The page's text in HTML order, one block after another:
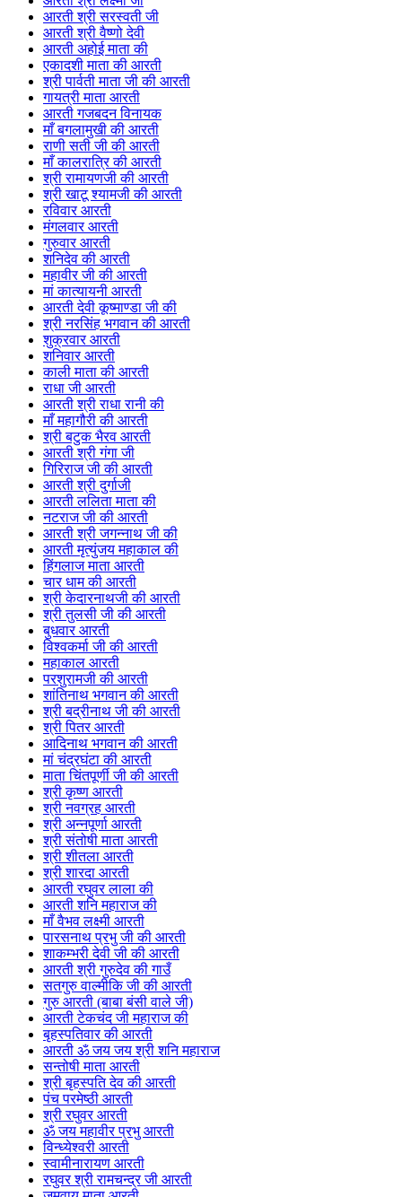
आरती श्री सरस्वती जी
आरती श्री वैष्णो देवी
आरती अहोई माता की
एकादशी माता की आरती
श्री पार्वती माता जी की आरती
गायत्री माता आरती
आरती गजबदन विनायक
माँ बगलामुखी की आरती
राणी सती जी की आरती
माँ कालरात्रि की आरती
श्री रामायणजी की आरती
श्री खाटू श्यामजी की आरती
रविवार आरती
मंगलवार आरती
गुरुवार आरती
शनिदेव की आरती
महावीर जी की आरती
मां कात्यायनी आरती
आरती देवी कूष्माण्डा जी की
श्री नरसिंह भगवान की आरती
शुक्रवार आरती
शनिवार आरती
काली माता की आरती
राधा जी आरती
आरती श्री राधा रानी की
माँ महागौरी की आरती
श्री बटुक भैरव आरती
आरती श्री गंगा जी
गिरिराज जी की आरती
आरती श्री दुर्गाजी
आरती ललिता माता की
नटराज जी की आरती
आरती श्री जगन्नाथ जी की
आरती मृत्युंजय महाकाल की
हिंगलाज माता आरती
चार धाम की आरती
श्री केदारनाथजी की आरती
श्री तुलसी जी की आरती
बुधवार आरती
विश्वकर्मा जी की आरती
महाकाल आरती
परशुरामजी की आरती
शांतिनाथ भगवान की आरती
श्री बद्रीनाथ जी की आरती
श्री पितर आरती
आदिनाथ भगवान की आरती
मां चंद्रघंटा की आरती
माता चिंतपूर्णी जी की आरती
श्री कृष्ण आरती
श्री नवग्रह आरती
श्री अन्नपूर्णा आरती
श्री संतोषी माता आरती
श्री शीतला आरती
श्री शारदा आरती
आरती रघुवर लाला की
आरती शनि महाराज की
माँ वैभव लक्ष्मी आरती
पारसनाथ प्रभु जी की आरती
शाकम्भरी देवी जी की आरती
आरती श्री गुरुदेव की गाउँ
सतगुरु वाल्मीकि जी की आरती
गुरु आरती (बाबा बंसी वाले जी)
आरती टेकचंद जी महाराज की
बृहस्पतिवार की आरती
आरती ॐ जय जय श्री शनि महाराज
सन्तोषी माता आरती
श्री बृहस्पति देव की आरती
पंच परमेष्ठी आरती
श्री रघुवर आरती
ॐ जय महावीर प्रभु आरती
विन्ध्येश्वरी आरती
स्वामीनारायण आरती
रघुवर श्री रामचन्द्र जी आरती